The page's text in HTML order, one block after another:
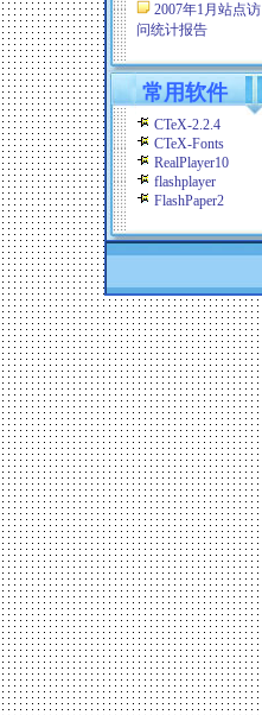
2007年1月站点访
问统计报告
常用软件
CTeX-2.2.4
CTeX-Fonts
RealPlayer10
flashplayer
FlashPaper2